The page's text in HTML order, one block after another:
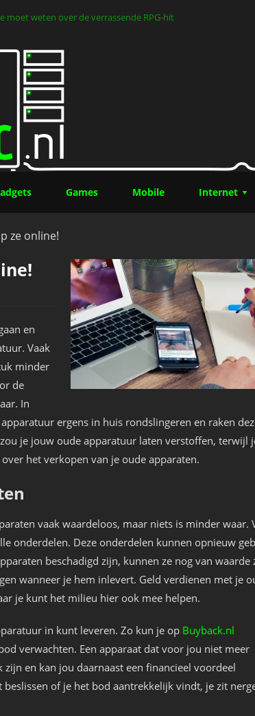
moet weten over de verrassende RPG-hit
Games Mobile Internet
ze online!
en
Vaak
minder
de
In
ergens in huis rondslingeren en raken
je jouw oude apparatuur laten verstoffen, terwijl
het verkopen van je oude apparaten.
vaak waardeloos, maar niets is minder waar.
onderdelen. Deze onderdelen kunnen opnieuw
beschadigd zijn, kunnen ze nog van waarde
wanneer je hem inlevert. Geld verdienen met je
je kunt het milieu hier ook mee helpen.
in kunt leveren. Zo kun je op Buyback.nl
verwachten. Een apparaat dat voor jou niet meer
en kan jou daarnaast een financieel voordeel
of je het bod aantrekkelijk vindt, je zit